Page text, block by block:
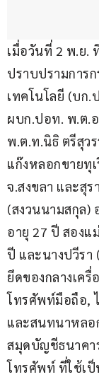
เมื่อวันที่ 2 พ.ย.
ปราบปรามการ
เทคโนโลยี (บก
ผบก.ปอท. พ.ต.
พ.ต.ท.นิธิ ตรีสุว
แก๊งหลอกขายทุ
จ.สงขลา และสุ
(สงวนนามสกุล)
อายุ 27 ปี สองแ
ปี และนางปวีรา
ยึดของกลางเค
โทรศัพท์มือถือ,
และสนทนาหลอ
สมุดบัญชีธนาคา
โทรศัพท์ ที่ใช้เ